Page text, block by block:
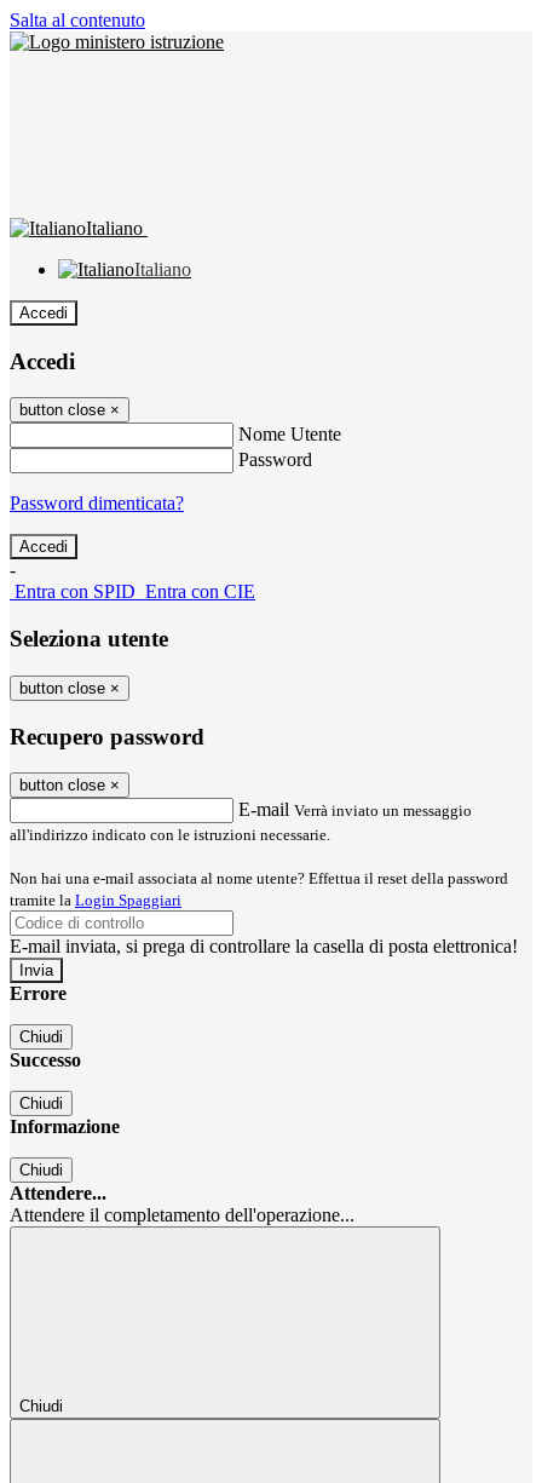
Salta al contenuto
Italiano
Italiano
Accedi
Accedi
button close ×
Nome Utente
Password
Password dimenticata?
-
Entra con SPID Entra con CIE
Seleziona utente
button close ×
Recupero password
button close ×
E-mail Verrà inviato un messaggio
all'indirizzo indicato con le istruzioni necessarie.
Non hai una e-mail associata al nome utente? Effettua il reset della password
tramite la Login Spaggiari
E-mail inviata, si prega di controllare la casella di posta elettronica!
Errore
Chiudi
Successo
Chiudi
Informazione
Chiudi
Attendere...
Attendere il completamento dell'operazione...
Chiudi